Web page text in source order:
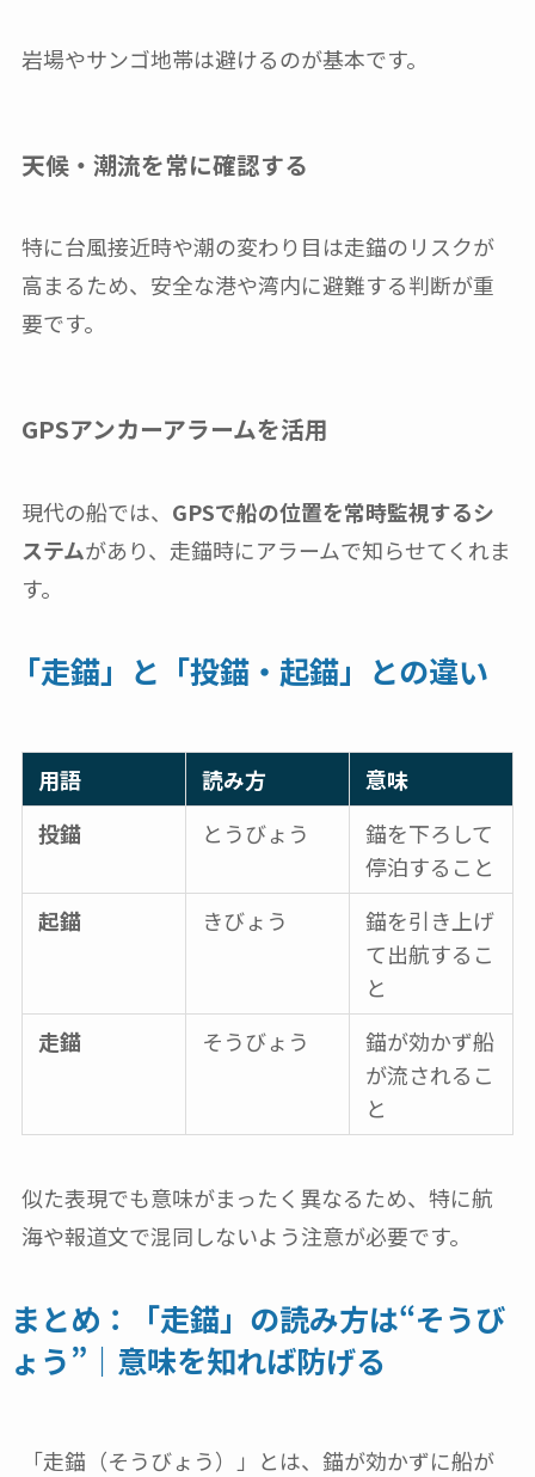
岩場やサンゴ地帯は避けるのが基本です。
天候・潮流を常に確認する
特に台風接近時や潮の変わり目は走錨のリスクが
高まるため、安全な港や湾内に避難する判断が重
要です。
GPSアンカーアラームを活用
現代の船では、 GPSで船の位置を常時監視するシ
ステムがあり、走錨時にアラームで知らせてくれま
す。
「走錨」と「投錨・起錨」との違い
用語 読み方
意味
投錨
とうびょう
錨を下ろして
停泊すること
起錨
きびょう
錨を引き上げ
て出航するこ
と
走錨
そうびょう
錨が効かず船
が流されるこ
と
似た表現でも意味がまったく異なるため、特に航
海や報道文で混同しないよう注意が必要です。
まとめ：「走錨」の読み方は“そうび
ょう”｜意味を知れば防げる
「走錨（そうびょう）」とは、錨が効かずに船が